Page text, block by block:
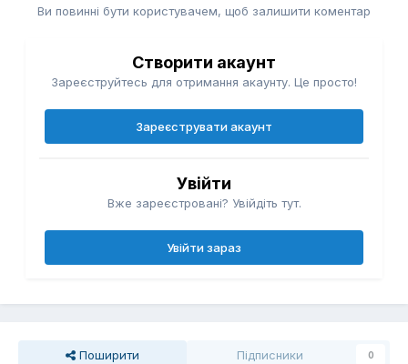
Ви повинні бути користувачем, щоб залишити коментар
Створити акаунт
Зареєструйтесь для отримання акаунту. Це просто!
Зареєструвати акаунт
Увійти
Вже зареєстровані? Увійдіть тут.
Увійти зараз
Поширити Підписники 0